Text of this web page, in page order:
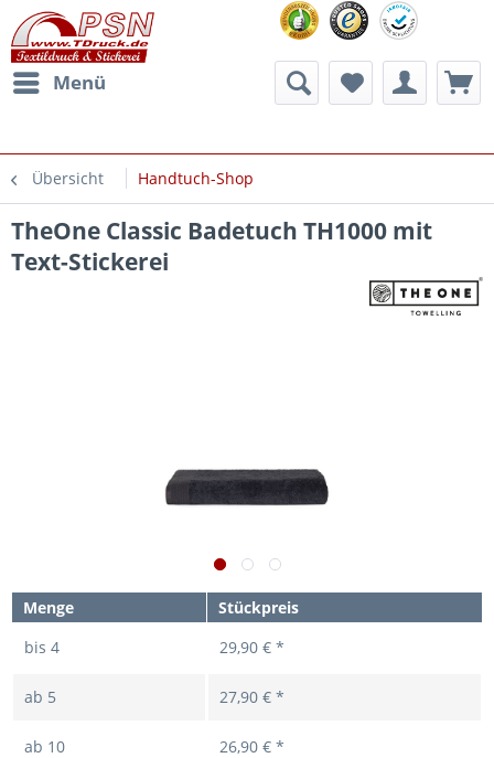
Menü
Übersicht Handtuch-Shop
TheOne Classic Badetuch TH1000 mit
Text-Stickerei
Menge
Stückpreis
bis 4 29,90 € *
ab 5 27,90 € *
ab 10 26,90 € *